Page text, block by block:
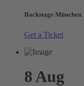
Backstage München
Get a Ticket
8 Aug